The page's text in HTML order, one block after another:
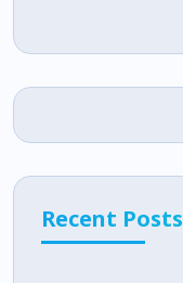
Recent Posts